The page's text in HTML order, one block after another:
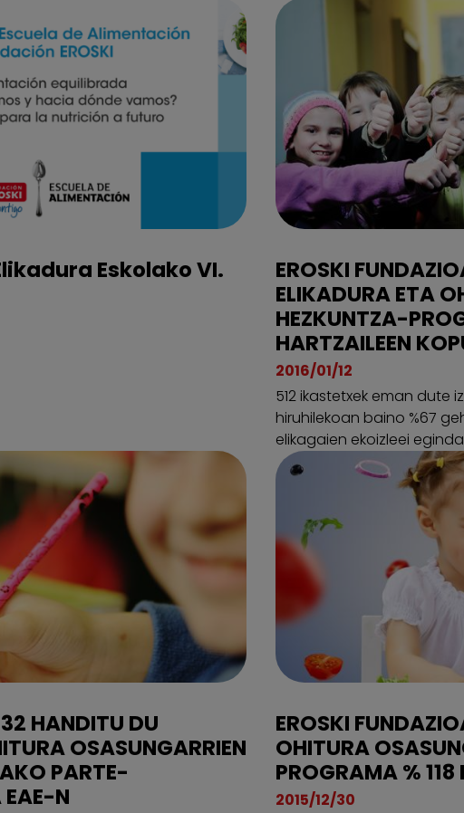
Eskolako VI.
EROSKI
ELIKADURA ETA
HEZKUNTZA-
HARTZAILEEN
2016/01/12
512 ikastetxek eman dute
hiruhilekoan baino %67
elikagaien ekoizleei
HANDITU DU
OSASUNGARRIEN
PARTE-
EAE-N
EROSKI
OHITURA
PROGRAMA %
2015/12/30